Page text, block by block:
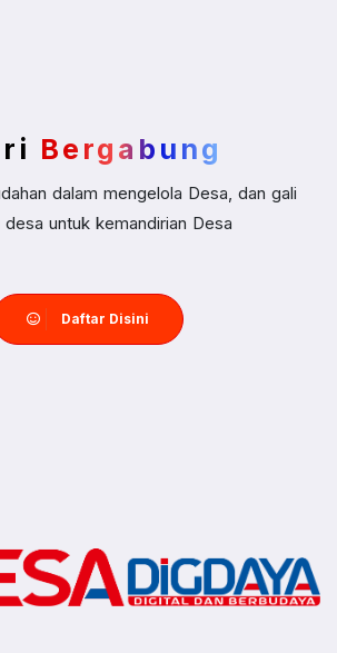
Bergabung
dalam mengelola Desa, dan gali
untuk kemandirian Desa
Daftar Disini